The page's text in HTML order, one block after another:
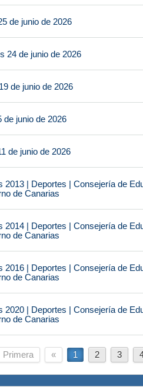
de junio de 2026
24 de junio de 2026
de junio de 2026
de junio de 2026
de junio de 2026
2013 | Deportes | Consejería de
de Canarias
2014 | Deportes | Consejería de
de Canarias
2016 | Deportes | Consejería de
de Canarias
2020 | Deportes | Consejería de
de Canarias
Primera « 1 2 3